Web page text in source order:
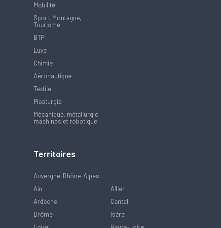
Mobilité
Sport, Montagne,
Tourisme
BTP
Luxe
Chimie
Aéronautique
Textile
Plasturgie
Mécanique, métallurgie,
machines et robotique
Territoires
Auvergne-Rhône-Alpes
Ain
Allier
Ardèche
Cantal
Drôme
Isère